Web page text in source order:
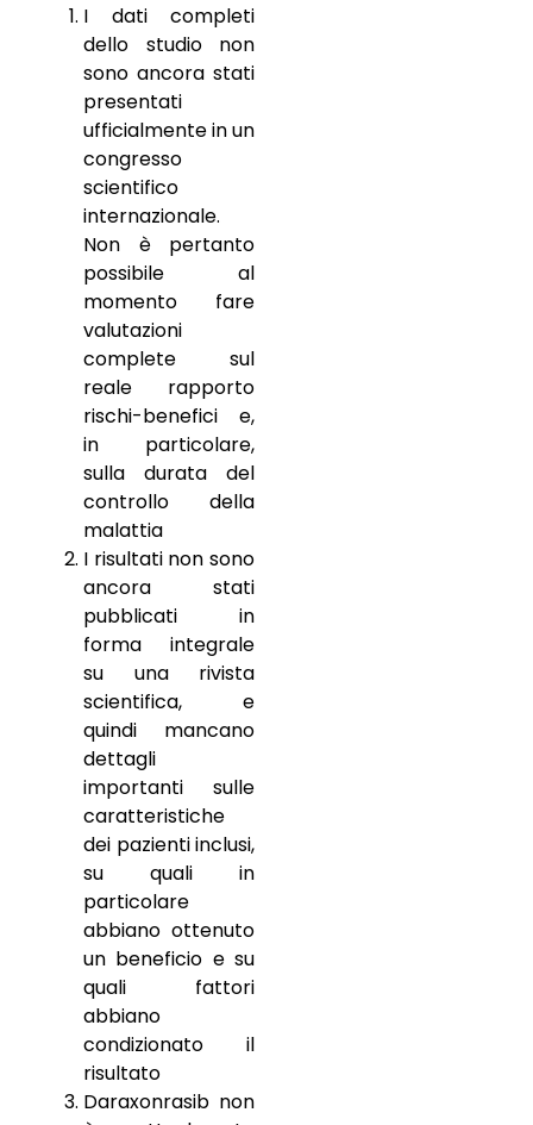
I dati completi
dello studio non
sono ancora stati
presentati
ufficialmente in un
congresso
scientifico
internazionale.
Non è pertanto
possibile al
momento fare
valutazioni
complete sul
reale rapporto
rischi-benefici e,
in particolare,
sulla durata del
controllo della
malattia
I risultati non sono
ancora stati
pubblicati in
forma integrale
su una rivista
scientifica, e
quindi mancano
dettagli
importanti sulle
caratteristiche
dei pazienti inclusi,
su quali in
particolare
abbiano ottenuto
un beneficio e su
quali fattori
abbiano
condizionato il
risultato
Daraxonrasib non